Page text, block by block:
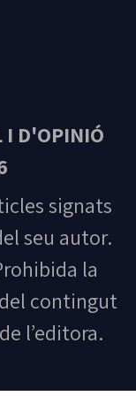
I D'OPINIÓ
signats
seu autor.
la
contingut
l’editora.